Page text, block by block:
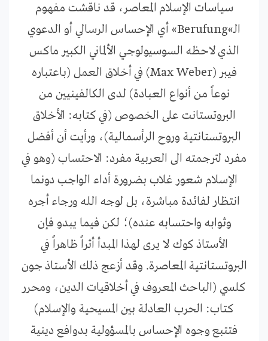
سياسات الإسلام المعاصر، قد ناقشت مفهوم
الـ»Berufung» أي الإحساس الرسالي أو الدعوي
الذي لاحظه السوسيولوجي الألماني الكبير ماكس
فيبر (Max Weber) في أخلاق العمل (باعتباره
نوعاً من أنواع العبادة) لدى الكالفينيين من
البروتستانت على الخصوص (في كتابه: الأخلاق
البروتستانتية وروح الرأسمالية)، ورأيت أن أفضل
مفرد لترجمته الى العربية مفرد: الاحتساب (وهو في
الإسلام شعور غلاب بضرورة أداء الواجب دونما
انتظار لفائدة مباشرة، بل لوجه الله ورجاء أجره
وثوابه واحتسابه عنده)؛ لكن فيما يبدو فإن
الأستاذ كوك لا يرى لهذا المبدأ أثراً ظاهراً في
البروتستانتية المعاصرة. وقد أزعج ذلك الأستاذ جون
كلسي (الباحث المعروف في أخلاقيات الدين، ومحرر
كتاب: الحرب العادلة بين المسيحية والإسلام)
فتتبع وجوه الإحساس بالمسؤولية بدوافع دينية